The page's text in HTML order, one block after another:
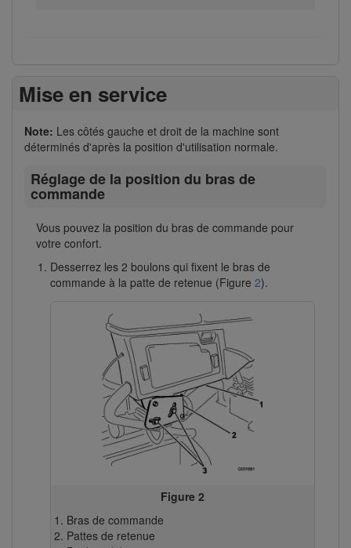
Mise en service
Note: Les côtés gauche et droit de la machine sont
déterminés d'après la position d'utilisation normale.
Réglage de la position du bras de
commande
Vous pouvez la position du bras de commande pour
votre confort.
Desserrez les 2 boulons qui fixent le bras de
commande à la patte de retenue (Figure 2).
Figure 2
Bras de commande
Pattes de retenue